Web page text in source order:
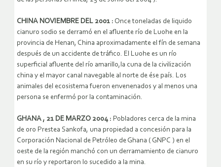
CHINA NOVIEMBRE DEL 2001 : Once toneladas de liquido
cianuro sodio se derramó en el afluente río de Luohe en la
provincia de Henan, China aproximadamente el fín de semana
después de un accidente de tráfico. El Luohe es un río
superficial afluente del río amarillo,la cuna de la civilización
china y el mayor canal navegable al norte de ése país. Los
animales del ecosistema fueron envenenados y al menos una
persona se enfermó por la contaminación.
GHANA , 21 DE MARZO 2004 : Pobladores cerca de la mina
de oro Prestea Sankofa, una propiedad a concesión para la
Corporación Nacional de Petróleo de Ghana ( GNPC ) en el
oeste de la región manchó con un derramamiento de cianuro
en su río y reportaron lo sucedido a la mina.